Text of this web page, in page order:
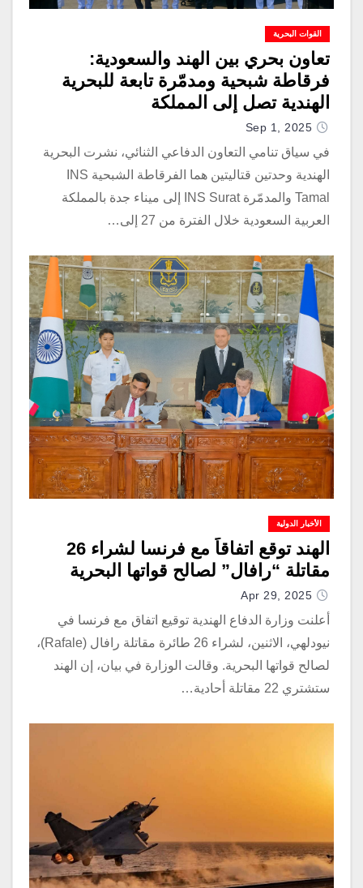
القوات البحرية
تعاون بحري بين الهند والسعودية:
فرقاطة شبحية ومدمّرة تابعة للبحرية
الهندية تصل إلى المملكة
Sep 1, 2025
في سياق تنامي التعاون الدفاعي الثنائي، نشرت البحرية
الهندية وحدتين قتاليتين هما الفرقاطة الشبحية INS
Tamal والمدمّرة INS Surat إلى ميناء جدة بالمملكة
العربية السعودية خلال الفترة من 27 إلى…
الأخبار الدولية
الهند توقع اتفاقاً مع فرنسا لشراء 26
مقاتلة “رافال” لصالح قواتها البحرية
Apr 29, 2025
أعلنت وزارة الدفاع الهندية توقيع اتفاق مع فرنسا في
نيودلهي، الاثنين، لشراء 26 طائرة مقاتلة رافال (Rafale)،
لصالح قواتها البحرية. وقالت الوزارة في بيان، إن الهند
ستشتري 22 مقاتلة أحادية…